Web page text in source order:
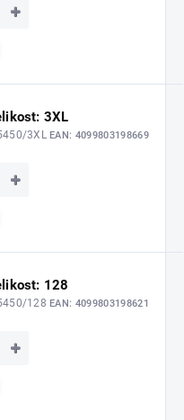
+
košíku
3XL
3XLEAN: 4099803198669
+
košíku
128
128EAN: 4099803198621
+
košíku